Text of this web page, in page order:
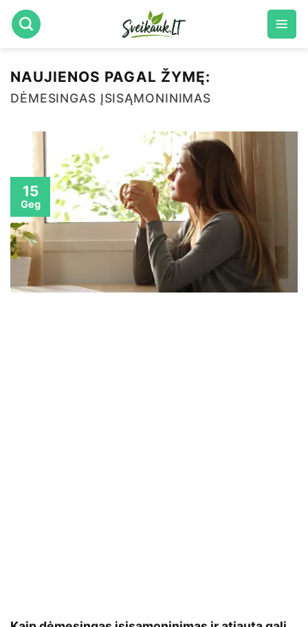
Skip
to
NAUJIENOS PAGAL ŽYMĘ:
DĖMESINGAS ĮSISĄMONINIMAS
15
Geg